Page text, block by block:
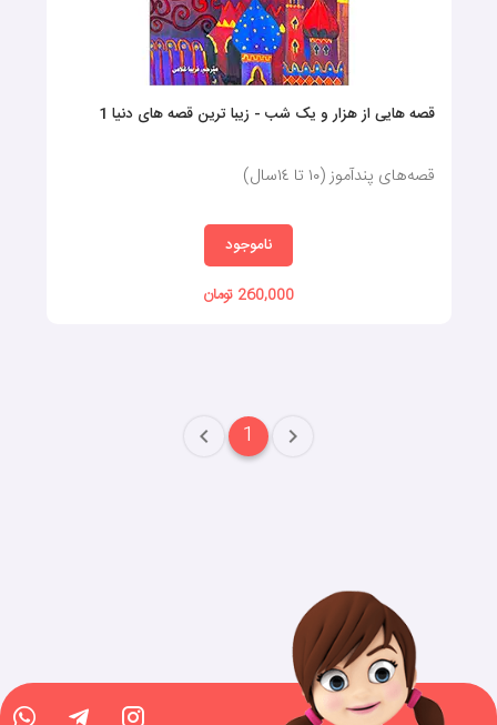
قصه هایی از هزار و یک شب - زیبا ترین قصه های دنیا 1
قصه‌های پندآموز (١٠ تا ١٤سال)
ناموجود
260,000 تومان
1